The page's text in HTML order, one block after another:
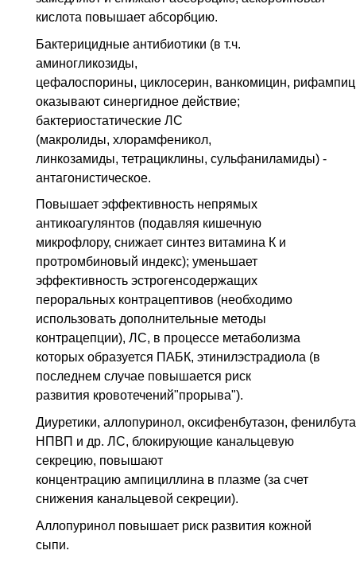
кислота повышает абсорбцию.
Бактерицидные антибиотики (в т.ч.
аминогликозиды,
цефалоспорины, циклосерин, ванкомицин,
оказывают синергидное действие;
бактериостатические ЛС
(макролиды, хлорамфеникол,
линкозамиды, тетрациклины, сульфаниламиды) -
антагонистическое.
Повышает эффективность непрямых
антикоагулянтов (подавляя кишечную
микрофлору, снижает синтез витамина К и
протромбиновый индекс); уменьшает
эффективность эстрогенсодержащих
пероральных контрацептивов (необходимо
использовать дополнительные методы
контрацепции), ЛС, в процессе метаболизма
которых образуется ПАБК, этинилэстрадиола (в
последнем случае повышается риск
развития кровотечений"прорыва").
Диуретики, аллопуринол, оксифенбутазон,
НПВП и др. ЛС, блокирующие канальцевую
секрецию, повышают
концентрацию ампициллина в плазме (за счет
снижения канальцевой секреции).
Аллопуринол повышает риск развития кожной
сыпи.